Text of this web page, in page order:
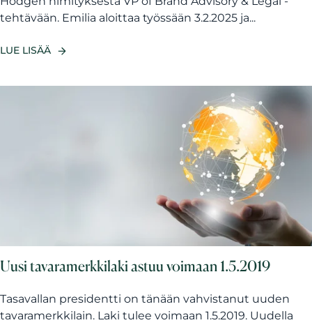
tehtävään. Emilia aloittaa työssään 3.2.2025 ja...
LUE LISÄÄ
Uusi tavaramerkkilaki astuu voimaan 1.5.2019
Tasavallan presidentti on tänään vahvistanut uuden
tavaramerkkilain. Laki tulee voimaan 1.5.2019. Uudella